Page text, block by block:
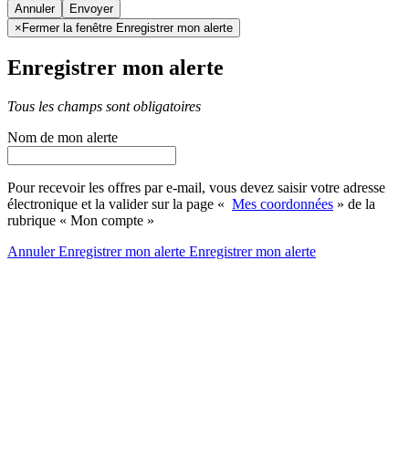
Annuler
× Fermer la fenêtre Enregistrer mon alerte
Enregistrer mon alerte
Tous les champs sont obligatoires
Nom de mon alerte
Pour recevoir les offres par e-mail, vous devez saisir votre adresse
électronique et la valider sur la page « Mes coordonnées » de la
rubrique « Mon compte »
AnnulerEnregistrer mon alerte Enregistrermon alerte